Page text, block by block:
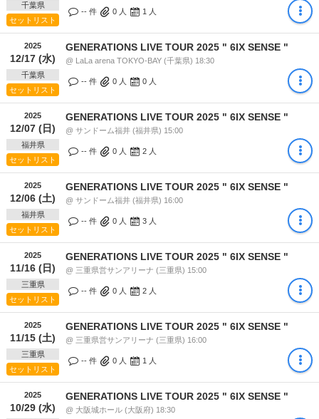
千葉県
セットリスト
-- 件 0 人 1 人
2025
12/17 (水)
千葉県
セットリスト
GENERATIONS LIVE TOUR 2025 " 6IX SENSE "
@ LaLa arena TOKYO-BAY (千葉県) 18:30
-- 件 0 人 0 人
2025
12/07 (日)
福井県
セットリスト
GENERATIONS LIVE TOUR 2025 " 6IX SENSE "
@ サンドーム福井 (福井県) 15:00
-- 件 0 人 2 人
2025
12/06 (土)
福井県
セットリスト
GENERATIONS LIVE TOUR 2025 " 6IX SENSE "
@ サンドーム福井 (福井県) 16:00
-- 件 0 人 3 人
2025
11/16 (日)
三重県
セットリスト
GENERATIONS LIVE TOUR 2025 " 6IX SENSE "
@ 三重県営サンアリーナ (三重県) 15:00
-- 件 0 人 2 人
2025
11/15 (土)
三重県
セットリスト
GENERATIONS LIVE TOUR 2025 " 6IX SENSE "
@ 三重県営サンアリーナ (三重県) 16:00
-- 件 0 人 1 人
2025
10/29 (水)
GENERATIONS LIVE TOUR 2025 " 6IX SENSE "
@ 大阪城ホール (大阪府) 18:30